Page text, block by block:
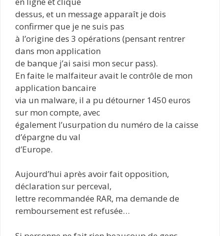
dessus, et un message apparaît je dois
confirmer que je ne suis pas
à l’origine des 3 opérations (pensant rentrer
dans mon application
de banque j’ai saisi mon secur pass).
En faite le malfaiteur avait le contrôle de mon
application bancaire
via un malware, il a pu détourner 1450 euros
sur mon compte, avec
également l’usurpation du numéro de la caisse
d’épargne du val
d’Europe.
Aujourd’hui après avoir fait opposition,
déclaration sur perceval,
lettre recommandée RAR, ma demande de
remboursement est refusée…